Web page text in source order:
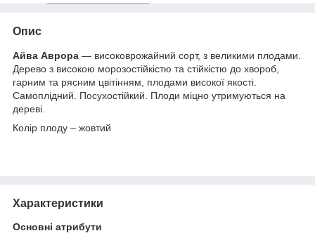
Опис
Айва Аврора — високоврожайний сорт, з великими плодами.
Дерево з високою морозостійкістю та стійкістю до хвороб,
гарним та рясним цвітінням, плодами високої якості.
Самоплідний. Посухостійкий. Плоди міцно утримуються на
дереві.
Колір плоду – жовтий
Характеристики
Основні атрибути